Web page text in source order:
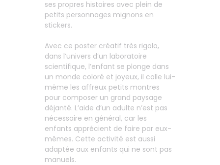
ses propres histoires avec plein de
petits personnages mignons en
stickers.
Avec ce poster créatif très rigolo,
dans l’univers d’un laboratoire
scientifique, l’enfant se plonge dans
un monde coloré et joyeux, il colle lui-
même les affreux petits montres
pour composer un grand paysage
déjanté. L’aide d’un adulte n’est pas
nécessaire en général, car les
enfants apprécient de faire par eux-
mêmes. Cette activité est aussi
adaptée aux enfants qui ne sont pas
manuels.